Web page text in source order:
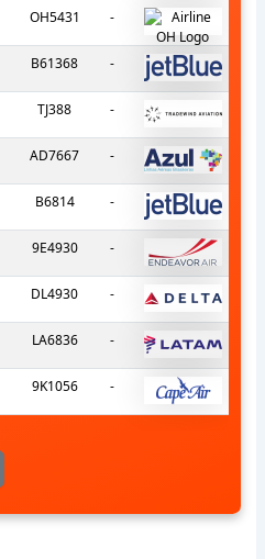
OH5431 -
B61368 -
TJ388 -
AD7667 -
B6814 -
9E4930 -
DL4930 -
LA6836 -
9K1056 -